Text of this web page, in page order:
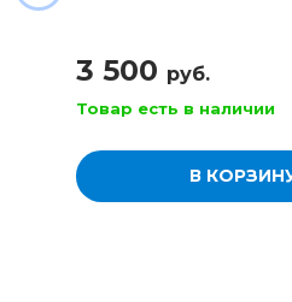
3 500 руб.
Товар есть в наличии
В